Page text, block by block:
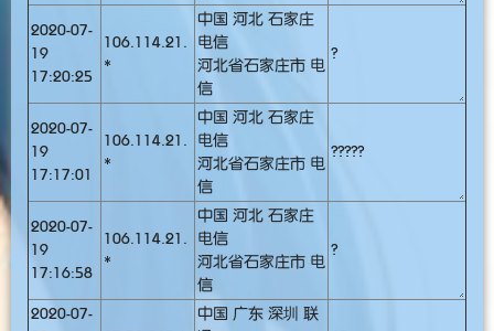
2020-07-
19
17:20:25
106.114.21.
*
中国 河北 石家庄
电信
河北省石家庄市 电
信
?
2020-07-
19
17:17:01
106.114.21.
*
中国 河北 石家庄
电信
河北省石家庄市 电
信
?????
2020-07-
19
17:16:58
106.114.21.
*
中国 河北 石家庄
电信
河北省石家庄市 电
信
?
2020-07-
中国 广东 深圳 联